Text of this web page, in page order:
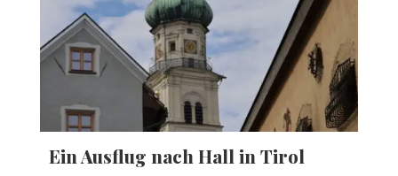
Ein Ausflug nach Hall in Tirol